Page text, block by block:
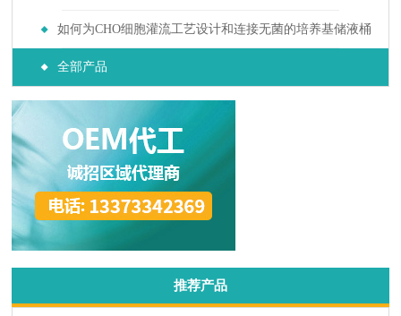
基与补料培养基筛选
如何为CHO细胞灌流工艺设计和连接无菌的培养基储液桶
与废液收集系统？
全部产品
推荐产品